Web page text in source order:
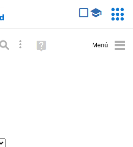
Búsqueda avanzada
Ayuda
(en